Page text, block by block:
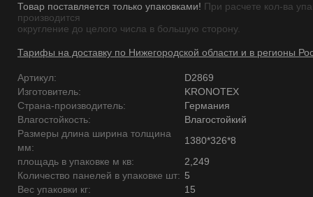
Товар поставляется только упаковками! При расчете кол-ва
производится
округление до целого числа в большую сторону.
Тарифы на доставку по Нижегородской области и в регионы
Артикул:
D2869
Изготовитель:
KRONOTEX
Страна-производитель:
Германия
Влагостойкость:
Влагостойкий
Размеры длина ширина толщина
мм:
1380*326*8
площадь в упаковке м кв:
2,249
Количество панелей в упаковке шт: 5
Вес упаковки кг:
15